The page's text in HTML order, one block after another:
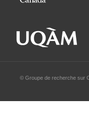
© Groupe de recherche sur